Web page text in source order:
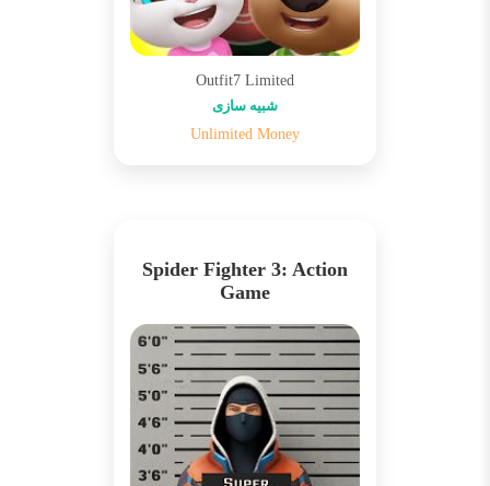
Outfit7 Limited
شبیه سازی
Unlimited Money
Spider Fighter 3: Action
Game